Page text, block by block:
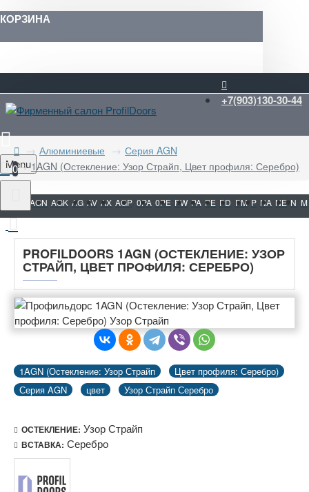
КОРЗИНА
+7(903)130-30-44
Menu
0
Алюминиевые
Серия AGN
1AGN (Остекление: Узор Страйп, Цвет профиля: Серебро)
AGN AGK AG AV AX AGP 0PA 0PE PW PA PE PD PM P NA NE N M
PROFILDOORS 1AGN (ОСТЕКЛЕНИЕ: УЗОР
СТРАЙП, ЦВЕТ ПРОФИЛЯ: СЕРЕБРО)
1AGN (Остекление: Узор Страйп
Цвет профиля: Серебро)
Серия AGN
цвет Узор Страйп Серебро
ОСТЕКЛЕНИЕ: Узор Страйп
ВСТАВКА: Серебро